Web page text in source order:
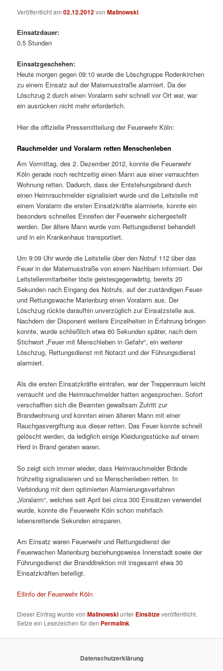
Veröffentlicht am02.12.2012vonMalinowski
Einsatzdauer:
0,5 Stunden
Einsatzgeschehen:
Heute morgen gegen 09:10 wurde die Löschgruppe Rodenkirchen
zu einem Einsatz auf der Maternusstraße alarmiert. Da der
Löschzug 2 durch einen Voralarm sehr schnell vor Ort war, war
ein ausrücken nicht mehr erforderlich.
Hier die offizielle Pressemitteilung der Feuerwehr Köln:
Rauchmelder und Voralarm retten Menschenleben
Am Vormittag, des 2. Dezember 2012, konnte die Feuerwehr
Köln gerade noch rechtzeitig einen Mann aus einer verrauchten
Wohnung retten. Dadurch, dass der Entstehungsbrand durch
einen Heimrauchmelder signalisiert wurde und die Leitstelle mit
einem Voralarm die ersten Einsatzkräfte alarmierte, konnte ein
besonders schnelles Einreifen der Feuerwehr sichergestellt
werden. Der ältere Mann wurde vom Rettungsdienst behandelt
und in ein Krankenhaus transportiert.
Um 9:09 Uhr wurde die Leitstelle über den Notruf 112 über das
Feuer in der Maternusstraße von einem Nachbarn informiert. Der
Leitstellenmitarbeiter löste geistesgegenwärtig, bereits 20
Sekunden nach Eingang des Notrufs, auf der zuständigen Feuer-
und Rettungswache Marienburg einen Voralarm aus. Der
Löschzug rückte daraufhin unverzüglich zur Einsatzstelle aus.
Nachdem der Disponent weitere Einzelheiten in Erfahrung bringen
konnte, wurde schließlich etwa 60 Sekunden später, nach dem
Stichwort „Feuer mit Menschleben in Gefahr“, ein weiterer
Löschzug, Rettungsdienst mit Notarzt und der Führungsdienst
alarmiert.
Als die ersten Einsatzkräfte eintrafen, war der Treppenraum leicht
verraucht und die Heimrauchmelder hatten angesprochen. Sofort
verschafften sich die Beamten gewaltsam Zutritt zur
Brandwohnung und konnten einen älteren Mann mit einer
Rauchgasvergiftung aus dieser retten. Das Feuer konnte schnell
gelöscht werden, da lediglich einige Kleidungsstücke auf einem
Herd in Brand geraten waren.
So zeigt sich immer wieder, dass Heimrauchmelder Brände
frühzeitig signalisieren und so Menschenleben retten. In
Verbindung mit dem optimierten Alarmierungsverfahren
„Voralarm“, welches seit April bei circa 300 Einsätzen verwendet
wurde, konnte die Feuerwehr Köln schon mehrfach
lebensrettende Sekunden einsparen.
Am Einsatz waren Feuerwehr und Rettungsdienst der
Feuerwachen Marienburg beziehungsweise Innenstadt sowie der
Führungsdienst der Branddirektion mit insgesamt etwa 30
Einsatzkräften beteiligt.
Eilinfo der Feuerwehr Köln
Dieser Eintrag wurde vonMalinowskiunter Einsätzeveröffentlicht.
Setze ein Lesezeichen für den Permalink.
Datenschutzerklärung